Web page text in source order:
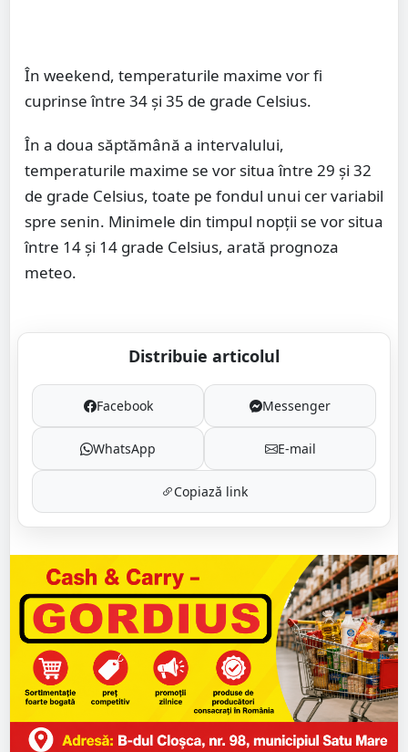
În weekend, temperaturile maxime vor fi
cuprinse între 34 și 35 de grade Celsius.
În a doua săptămână a intervalului,
temperaturile maxime se vor situa între 29 și 32
de grade Celsius, toate pe fondul unui cer variabil
spre senin. Minimele din timpul nopții se vor situa
între 14 și 14 grade Celsius, arată prognoza
meteo.
Distribuie articolul
Facebook Messenger
WhatsApp E-mail
Copiază link